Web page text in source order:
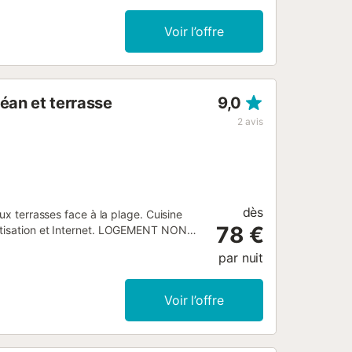
Voir l’offre
et terrasse 9,0
2 avis
terrasses face à la plage. Cuisine
et Internet. LOGEMENT NON
dès
78 €
par nuit
Voir l’offre